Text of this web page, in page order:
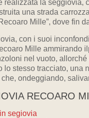
realizzata la seggiovia,
una strada
Mille”, dove fin
con i suoi
Mille ammirando
nel vuoto,
lo stesso tracciato, una
ondeggiando,
RECOARO
segiovia